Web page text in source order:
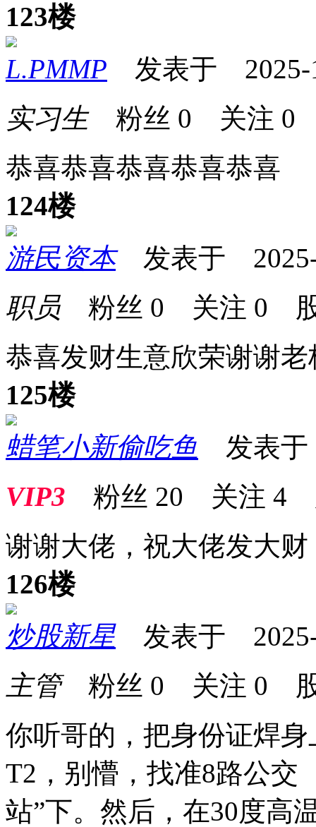
123楼
L.PMMP 发表于 2025-
实习生粉丝 0 关注 0
恭喜恭喜恭喜恭喜恭喜
124楼
游民资本发表于 2025-
职员 粉丝 0 关注 0
恭喜发财生意欣荣谢谢
125楼
蜡笔小新偷吃鱼 发表于
VIP3 粉丝 20 关注 4
谢谢大佬，祝大佬发大财
126楼
炒股新星 发表于 2025-
主管粉丝 0 关注 0
你听哥的，把身份证焊
T2，别懵，找准8路公交
站”下。然后，在30度高